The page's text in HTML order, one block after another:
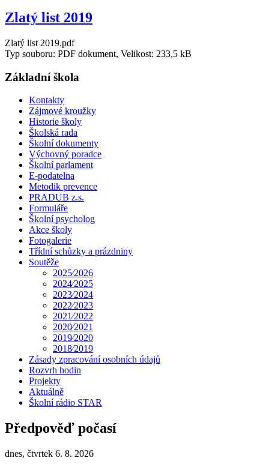
Zlatý list 2019
Zlatý list 2019.pdf
Typ souboru: PDF dokument, Velikost: 233,5 kB
Základní škola
Kontakty
Zájmové kroužky
Historie školy
Školská rada
Školní dokumenty
Výchovný poradce
Školní parlament
E-podatelna
Metodik prevence
PRADUB z.s.
Formuláře
Školní psycholog
Akce školy
Fotogalerie
Třídní schůzky a prázdniny
Soutěže
2025⁄2026
2024⁄2025
2023⁄2024
2022⁄2023
2021⁄2022
2020⁄2021
2019⁄2020
2018⁄2019
Zásady zpracování osobních údajů
Rozvrh hodin
Projekty
Aktuálně
Školní rádio STAR
Předpověď počasí
dnes, čtvrtek 6. 8. 2026